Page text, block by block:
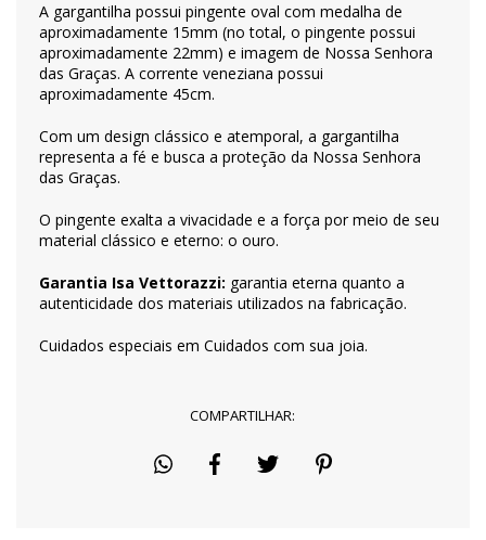
A gargantilha possui pingente oval com medalha de
aproximadamente 15mm (no total, o pingente possui
aproximadamente 22mm) e imagem de Nossa Senhora
das Graças. A corrente veneziana possui
aproximadamente 45cm.
Com um design clássico e atemporal, a gargantilha
representa a fé e busca a proteção da Nossa Senhora
das Graças.
O pingente exalta a vivacidade e a força por meio de seu
material clássico e eterno: o ouro.
Garantia Isa Vettorazzi: garantia eterna quanto a
autenticidade dos materiais utilizados na fabricação.
Cuidados especiais em Cuidados com sua joia.
COMPARTILHAR: